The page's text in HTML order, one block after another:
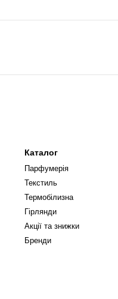
Каталог
Парфумерія
Текстиль
Термобілизна
Гірлянди
Акції та знижки
Бренди